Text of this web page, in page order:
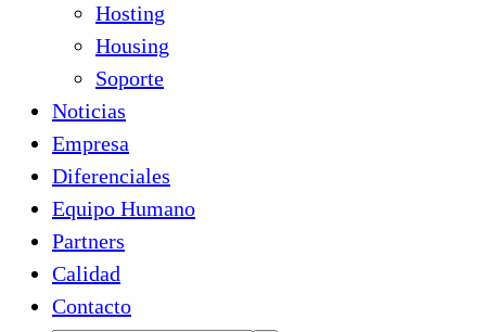
Hosting
Housing
Soporte
Noticias
Empresa
Diferenciales
Equipo Humano
Partners
Calidad
Contacto